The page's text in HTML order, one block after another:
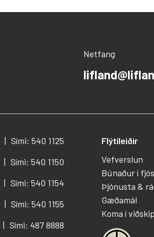
Netfang
Sími: 540 1125
Sími: 540 1150
Sími: 540 1154
Sími: 540 1155
Sími: 487 8888
Flýtileiðir
Vefverslun
Búnaður í fjós
Þjónusta &
Gæðamál
Koma í